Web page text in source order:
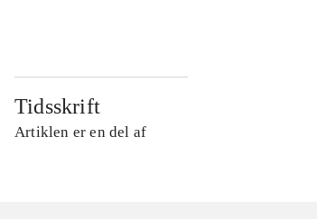
Tidsskrift
Artiklen er en del af